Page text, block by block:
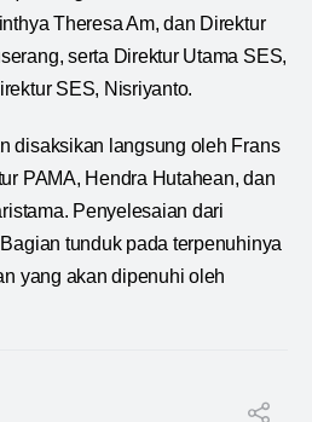
Theresa Am, dan Direktur
serta Direktur Utama SES,
SES, Nisriyanto.
disaksikan langsung oleh Frans
PAMA, Hendra Hutahean, dan
Penyelesaian dari
tunduk pada terpenuhinya
yang akan dipenuhi oleh